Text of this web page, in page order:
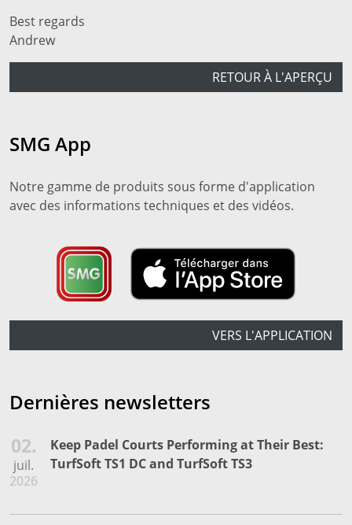
Best regards
Andrew
RETOUR À L'APERÇU
SMG App
Notre gamme de produits sous forme d'application
avec des informations techniques et des vidéos.
VERS L'APPLICATION
Dernières newsletters
02.
juil.
2026
Keep Padel Courts Performing at Their Best:
TurfSoft TS1 DC and TurfSoft TS3